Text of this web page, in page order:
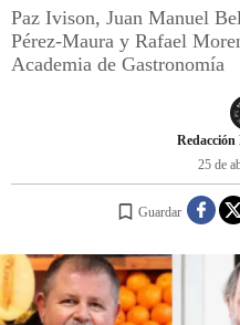
ÍDOLOS DE MESAS
CUADERNO DE VIAJE
Paz Ivison, Juan Manuel
Pérez-Maura y Rafael
Academia de Gastronomía
25 de
Guardar